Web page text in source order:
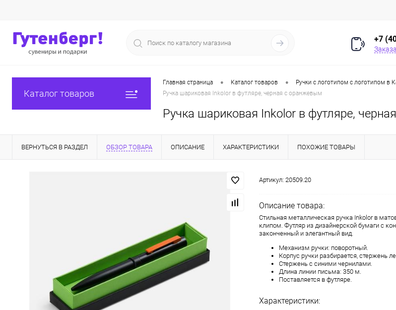
+7
Каталог товаров
Главная страница • Каталог товаров • Ручки с логотипом с логотипом в
Ручка шариковая Inkolor в футляре, черная с оранжевым
Ручка шариковая Inkolor в футляре,
ВЕРНУТЬСЯ В РАЗДЕЛ ОБЗОР ТОВАРА ОПИСАНИЕ ХАРАКТЕРИСТИКИ ПОХОЖИЕ ТОВАРЫ
Артикул: 20509.20
Описание товара:
Стильная металлическая ручка Inkolor в
клипом. Футляр из дизайнерской бумаги с
законченный и элегантный вид.
Механизм ручки: поворотный.
Корпус ручки разбирается, стержень
Стержень с синими чернилами.
Длина линии письма: 350 м.
Поставляется в футляре.
Характеристики: